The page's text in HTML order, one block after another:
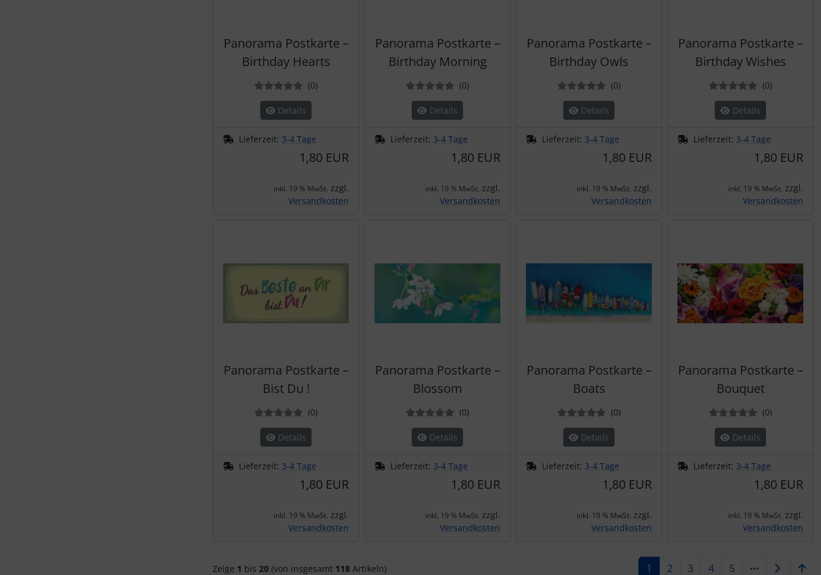
Panorama Postkarte –
Birthday Hearts
(0Bewertungen
)
Details
Lieferzeit: 3-4 Tage
1,80 EUR
inkl. 19 % MwSt. zzgl.
Versandkosten
Panorama Postkarte –
Birthday Morning
(0Bewertungen
)
Details
Lieferzeit: 3-4 Tage
1,80 EUR
inkl. 19 % MwSt. zzgl.
Versandkosten
Panorama Postkarte –
Birthday Owls
(0Bewertungen
)
Details
Lieferzeit: 3-4 Tage
1,80 EUR
inkl. 19 % MwSt. zzgl.
Versandkosten
Panorama Postkarte –
Birthday Wishes
(0)
Details
Lieferzeit: 3-4 Tage
1,80 EUR
inkl. 19 % MwSt. zzgl.
Versandkosten
Panorama Postkarte –
Bist Du !
(0Bewertungen
)
Details
Lieferzeit: 3-4 Tage
1,80 EUR
inkl. 19 % MwSt. zzgl.
Versandkosten
Panorama Postkarte –
Blossom
(0Bewertungen
)
Details
Lieferzeit: 3-4 Tage
1,80 EUR
inkl. 19 % MwSt. zzgl.
Versandkosten
Panorama Postkarte –
Boats
(0Bewertungen
)
Details
Lieferzeit: 3-4 Tage
1,80 EUR
inkl. 19 % MwSt. zzgl.
Versandkosten
Panorama Postkarte –
Bouquet
(0)
Details
Lieferzeit: 3-4 Tage
1,80 EUR
inkl. 19 % MwSt. zzgl.
Versandkosten
Zeige 1 bis 20 (von insgesamt 118 Artikeln) 1 2 3 4 5